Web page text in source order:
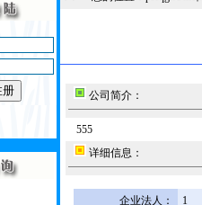
公司简介：
555
详细信息：
企业法人：
1